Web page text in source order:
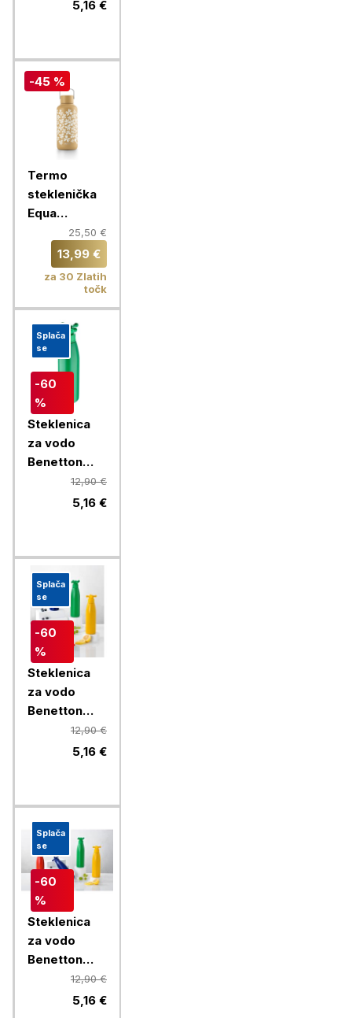
5,16 €
-45 %
Termo
steklenička
Equa
Timeless,
600 ml,
Fleurs
25,50 €
13,99 €
za 30 Zlatih
točk
Splača
se
-60
%
Steklenica
za vodo
Benetton
Rainbow 750
ml, zelena
12,90 €
5,16 €
Splača
se
-60
%
Steklenica
za vodo
Benetton
Rainbow 750
ml, rumena
12,90 €
5,16 €
Splača
se
-60
%
Steklenica
za vodo
Benetton
Rainbow 750
ml, rdeča
12,90 €
5,16 €